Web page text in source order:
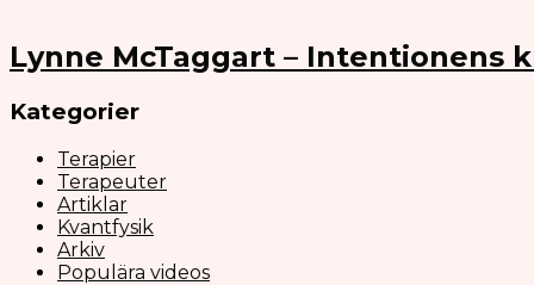
Lynne McTaggart – Intentionens
Kategorier
Terapier
Terapeuter
Artiklar
Kvantfysik
Arkiv
Populära videos